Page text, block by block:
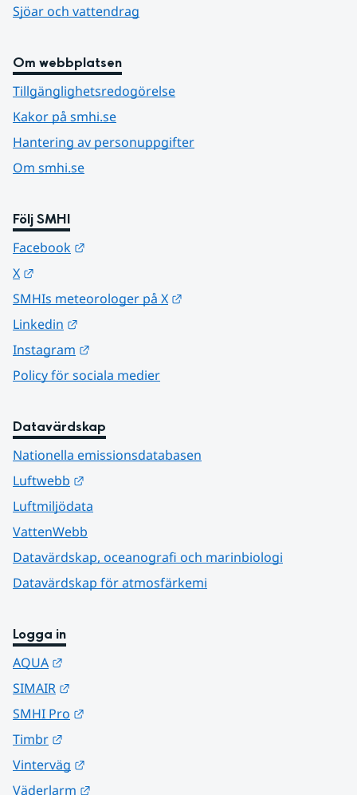
Sjöar och vattendrag
Om webbplatsen
Tillgänglighetsredogörelse
Kakor på smhi.se
Hantering av personuppgifter
Om smhi.se
Följ SMHI
Facebook
X
SMHIs meteorologer på X
Linkedin
Instagram
Policy för sociala medier
Datavärdskap
Nationella emissionsdatabasen
Luftwebb
Luftmiljödata
VattenWebb
Datavärdskap, oceanografi och marinbiologi
Datavärdskap för atmosfärkemi
Logga in
AQUA
SIMAIR
SMHI Pro
Timbr
Vinterväg
Väderlarm